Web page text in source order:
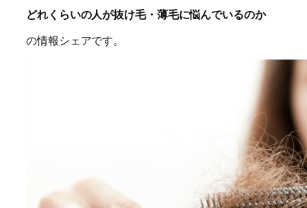
どれくらいの人が抜け毛・薄毛に悩んでいるのか
の情報シェアです。